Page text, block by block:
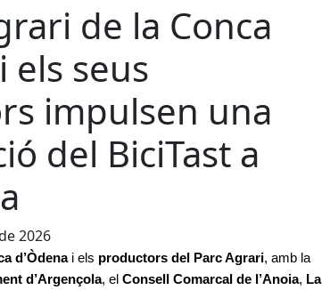
de la Conca
els seus
impulsen una
del BiciTast a
2026
d’Òdena i els productors del Parc Agrari, amb la
d’Argençola, el Consell Comarcal de l’Anoia, La